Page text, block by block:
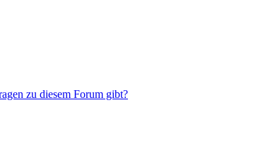
zu diesem Forum gibt?